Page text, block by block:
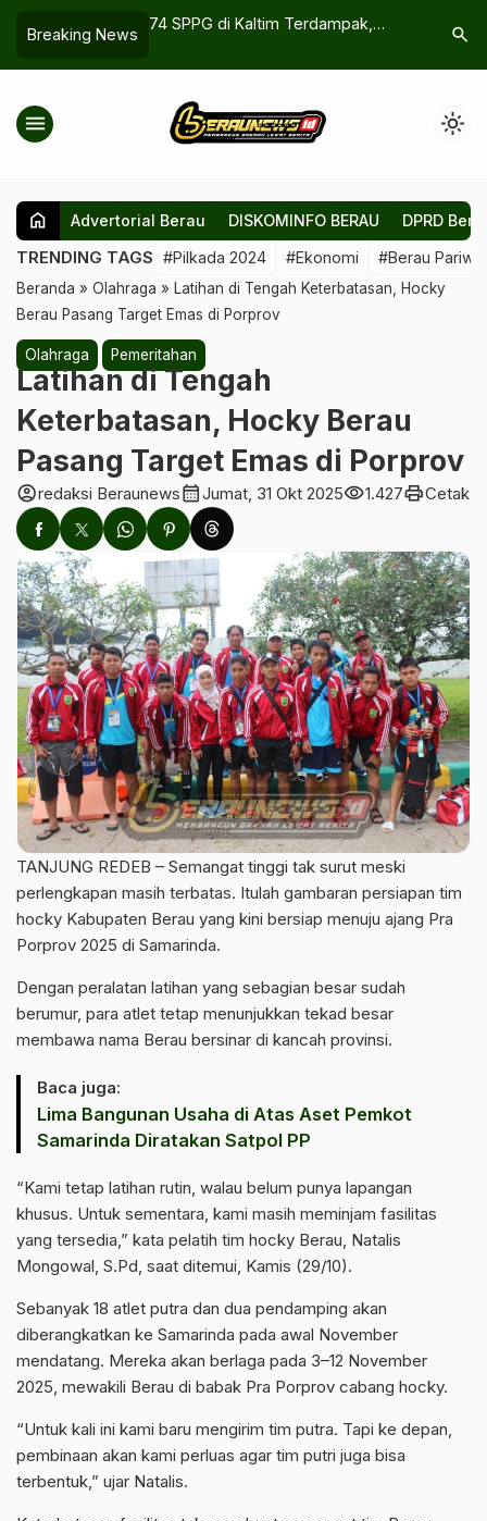
Breaking News
Potensi Lokal
74 SPPG di Kaltim Terdampak,
MBG demi Standar Sanitasi
DPRD
Parkir
search
menu light_mode
home Advertorial Berau DISKOMINFO BERAU DPRD
TRENDING TAGS #Pilkada 2024 #Ekonomi #Berau
Beranda » Olahraga » Latihan di Tengah Keterbatasan, Hocky
Berau Pasang Target Emas di Porprov
Olahraga Pemeritahan
Latihan di Tengah
Keterbatasan, Hocky Berau
Pasang Target Emas di Porprov
account_circleredaksi Beraunewscalendar_monthJumat, 31 Okt 2025visibility1.427printCetak
TANJUNG REDEB – Semangat tinggi tak surut meski
perlengkapan masih terbatas. Itulah gambaran persiapan tim
hocky Kabupaten Berau yang kini bersiap menuju ajang Pra
Porprov 2025 di Samarinda.
Dengan peralatan latihan yang sebagian besar sudah
berumur, para atlet tetap menunjukkan tekad besar
membawa nama Berau bersinar di kancah provinsi.
Baca juga:
Lima Bangunan Usaha di Atas Aset Pemkot
Samarinda Diratakan Satpol PP
“Kami tetap latihan rutin, walau belum punya lapangan
khusus. Untuk sementara, kami masih meminjam fasilitas
yang tersedia,” kata pelatih tim hocky Berau, Natalis
Mongowal, S.Pd, saat ditemui, Kamis (29/10).
Sebanyak 18 atlet putra dan dua pendamping akan
diberangkatkan ke Samarinda pada awal November
mendatang. Mereka akan berlaga pada 3–12 November
2025, mewakili Berau di babak Pra Porprov cabang hocky.
“Untuk kali ini kami baru mengirim tim putra. Tapi ke depan,
pembinaan akan kami perluas agar tim putri juga bisa
terbentuk,” ujar Natalis.